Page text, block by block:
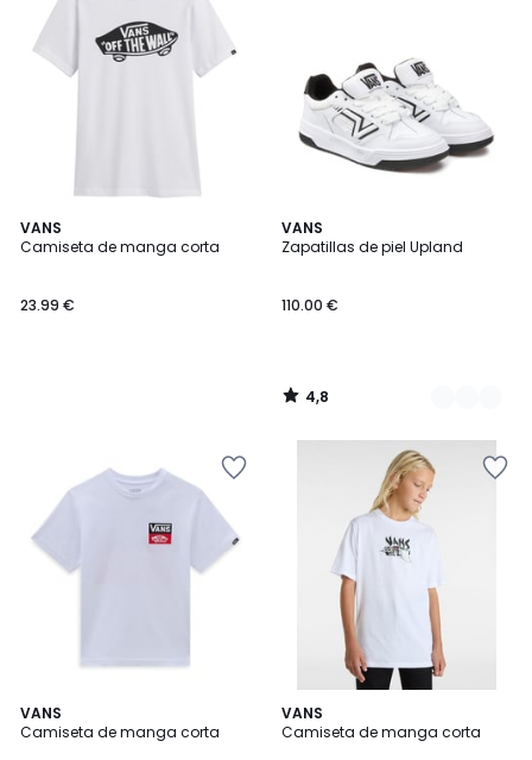
VANS
Camiseta de manga corta
23.99 €
VANS
Zapatillas de piel Upland
110.00 €
4,8
/ 5
2
Colores
4,8
/
VANS
Camiseta de manga corta
VANS
Camiseta de manga corta